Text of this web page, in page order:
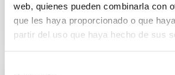
web, quienes pueden combinarla con
que les haya proporcionado o que
partir del uso que haya hecho de sus
Compresor De Aire 200 Litros 2,2 KW
0/1.100.022
712,86 € Precio
10/